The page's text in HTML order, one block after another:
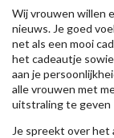
Wij vrouwen willen
nieuws. Je goed
net als een mooi
het cadeautje
aan je
alle vrouwen met
uitstraling te geven
Je spreekt over het